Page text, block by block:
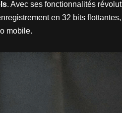
. Avec ses fonctionnalités
en 32 bits
mobile.